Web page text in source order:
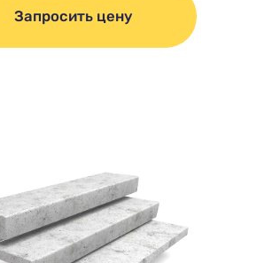
Запросить цену